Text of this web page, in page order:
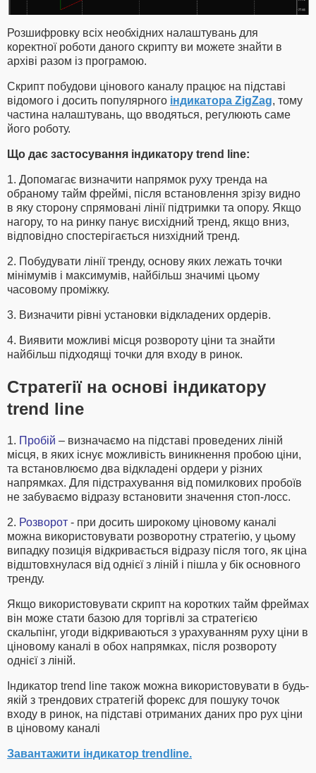
Розшифровку всіх необхідних налаштувань для
коректної роботи даного скрипту ви можете знайти в
архіві разом із програмою.
Скрипт побудови цінового каналу працює на підставі
відомого і досить популярного індикатора ZigZag, тому
частина налаштувань, що вводяться, регулюють саме
його роботу.
Що дає застосування індикатору trend line:
1. Допомагає визначити напрямок руху тренда на
обраному тайм фреймі, після встановлення зрізу видно
в яку сторону спрямовані лінії підтримки та опору. Якщо
нагору, то на ринку панує висхідний тренд, якщо вниз,
відповідно спостерігається низхідний тренд.
2. Побудувати лінії тренду, основу яких лежать точки
мінімумів і максимумів, найбільш значимі цьому
часовому проміжку.
3. Визначити рівні установки відкладених ордерів.
4. Виявити можливі місця розвороту ціни та знайти
найбільш підходящі точки для входу в ринок.
Стратегії на основі індикатору
trend line
1. Пробій – визначаємо на підставі проведених ліній
місця, в яких існує можливість виникнення пробою ціни,
та встановлюємо два відкладені ордери у різних
напрямках. Для підстрахування від помилкових пробоїв
не забуваємо відразу встановити значення стоп-лосс.
2. Розворот - при досить широкому ціновому каналі
можна використовувати розворотну стратегію, у цьому
випадку позиція відкривається відразу після того, як ціна
відштовхнулася від однієї з ліній і пішла у бік основного
тренду.
Якщо використовувати скрипт на коротких тайм фреймах
він може стати базою для торгівлі за стратегією
скальпінг, угоди відкриваються з урахуванням руху ціни в
ціновому каналі в обох напрямках, після розвороту
однієї з ліній.
Індикатор trend line також можна використовувати в будь-
якій з трендових стратегій форекс для пошуку точок
входу в ринок, на підставі отриманих даних про рух ціни
в ціновому каналі
Завантажити індикатор trendline.